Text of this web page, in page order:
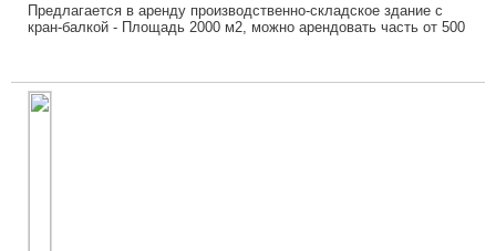
Предлагается в аренду производственно-складское здание с
кран-балкой - Площадь 2000 м2, можно арендовать часть от 500